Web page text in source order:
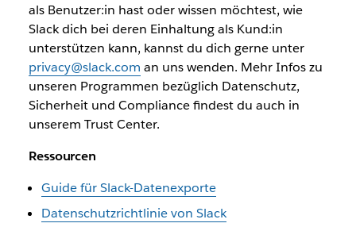
als Benutzer:in hast oder wissen möchtest, wie
Slack dich bei deren Einhaltung als Kund:in
unterstützen kann, kannst du dich gerne unter
privacy@slack.com an uns wenden. Mehr Infos zu
unseren Programmen bezüglich Datenschutz,
Sicherheit und Compliance findest du auch in
unserem Trust Center.
Ressourcen
Guide für Slack-Datenexporte
Datenschutzrichtlinie von Slack